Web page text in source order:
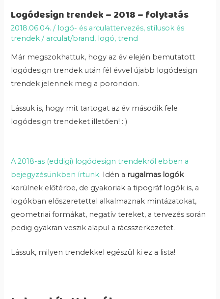
Logódesign trendek – 2018 – folytatás
2018.06.04. / logó- és arculattervezés,stílusok és
trendek / arculat/brand, logó,trend
Már megszokhattuk, hogy az év elején bemutatott
logódesign trendek után fél évvel újabb logódesign
trendek jelennek meg a porondon.
Lássuk is, hogy mit tartogat az év második fele
logódesign trendeket illetően! : )
A 2018-as (eddigi) logódesign trendekről ebben a
bejegyzésünkben írtunk. Idén a rugalmas logók
kerülnek előtérbe, de gyakoriak a tipográf logók is, a
logókban előszeretettel alkalmaznak mintázatokat,
geometriai formákat, negatív tereket, a tervezés során
pedig gyakran veszik alapul a rácsszerkezetet.
Lássuk, milyen trendekkel egészül ki ez a lista!